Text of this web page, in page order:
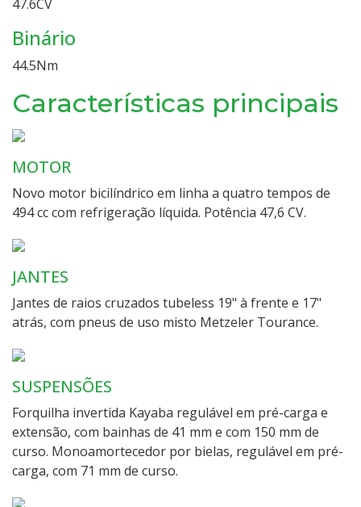
47.6CV
Binário
44.5Nm
Características principais
MOTOR
Novo motor bicilíndrico em linha a quatro tempos de
494 cc com refrigeração líquida. Potência 47,6 CV.
JANTES
Jantes de raios cruzados tubeless 19" à frente e 17"
atrás, com pneus de uso misto Metzeler Tourance.
SUSPENSÕES
Forquilha invertida Kayaba regulável em pré-carga e
extensão, com bainhas de 41 mm e com 150 mm de
curso. Monoamortecedor por bielas, regulável em pré-
carga, com 71 mm de curso.